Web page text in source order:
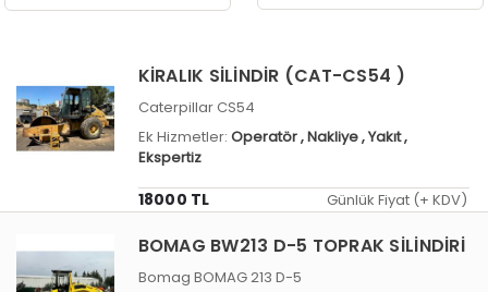
KİRALIK SİLİNDİR (CAT-CS54 )
Caterpillar CS54
Ek Hizmetler: Operatör, Nakliye, Yakıt,
Ekspertiz
18000 TL Günlük Fiyat (+ KDV)
BOMAG BW213 D-5 TOPRAK SİLİNDİRİ
Bomag BOMAG 213 D-5